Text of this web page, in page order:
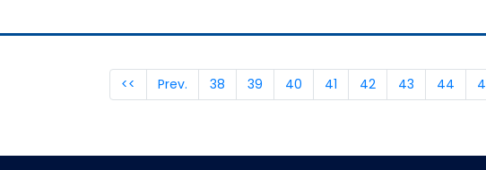
<< Prev. 38 39 40 41 42 43 44